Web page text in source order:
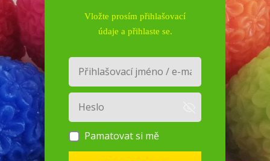
Vložte prosím přihlašovací
údaje a přihlaste se.
Pamatovat si mě